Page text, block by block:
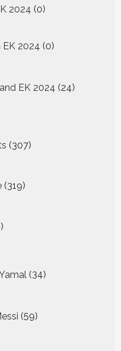
2024 00
2024 0
producten
EK 2024 24
producten
307
producten
319
319
producten
34
producten
59
producten